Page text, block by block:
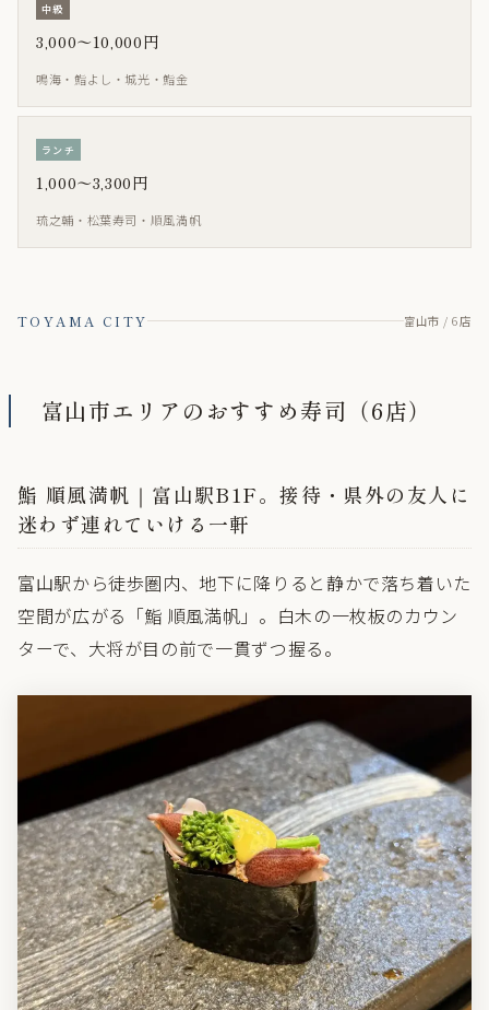
中級
3,000〜10,000円
鳴海・鮨よし・城光・鮨金
ランチ
1,000〜3,300円
琉之輔・松葉寿司・順風満帆
TOYAMA CITY 富山市 / 6店
富山市エリアのおすすめ寿司（6店）
鮨 順風満帆｜富山駅B1F。接待・県外の友人に
迷わず連れていける一軒
富山駅から徒歩圏内、地下に降りると静かで落ち着いた
空間が広がる「鮨 順風満帆」。白木の一枚板のカウン
ターで、大将が目の前で一貫ずつ握る。